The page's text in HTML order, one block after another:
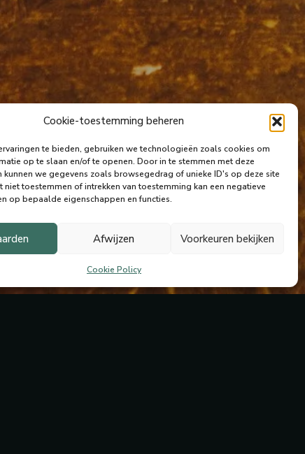
Cookie-toestemming beheren
te bieden, gebruiken we technologieën zoals cookies om
op te slaan en/of te openen. Door in te stemmen met deze
we gegevens zoals browsegedrag of unieke ID's op deze site
niet toestemmen of intrekken van toestemming kan een negatieve
op bepaalde eigenschappen en functies.
Afwijzen Voorkeuren bekijken
Cookie Policy